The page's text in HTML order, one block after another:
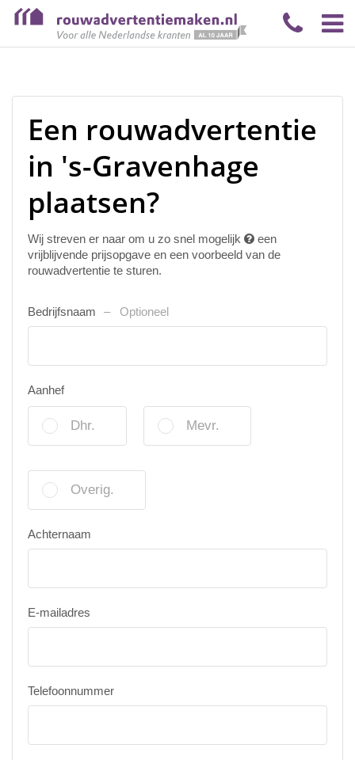
Een rouwadvertentie
in 's-Gravenhage
plaatsen?
Wij streven er naar om u zo snel mogelijk
een
vrijblijvende prijsopgave en een voorbeeld van de
rouwadvertentie te sturen.
Bedrijfsnaam Optioneel
Aanhef
Dhr. Mevr.
Overig.
Achternaam
E-mailadres
Telefoonnummer